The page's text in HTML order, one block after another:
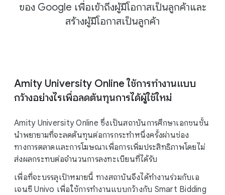
ของ Google เพื่อเข้าถึงผู้มีโอกาสเป็นลูกค้าและ
สร้างผู้มีโอกาสเป็นลูกค้า
Amity University Online ใช้การทํางานแบบ
กว้างอย่างไรเพื่อลดต้นทุนการได้ผู้ใช้ใหม่
Amity University Online ซึ่งเป็นสถาบันการศึกษาเอกชนชั้น
นําพยายามที่จะลดต้นทุนต่อการกระทำหนึ่งครั้งผ่านช่อง
ทางการตลาดและการโฆษณาเพื่อการเพิ่มประสิทธิภาพโดยไม่
ส่งผลกระทบต่อจํานวนการลงทะเบียนที่ได้รับ
เพื่อที่จะบรรลุเป้าหมายนี้ ทางสถาบันจึงได้ทํางานร่วมกับเอ
เจนซี Univo เพื่อใช้การทํางานแบบกว้างกับ Smart Bidding